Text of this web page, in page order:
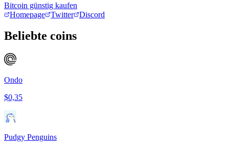
Bitcoin günstig kaufen
Homepage
Twitter Discord
Beliebte coins
Ondo
$0,35
Pudgy Penguins